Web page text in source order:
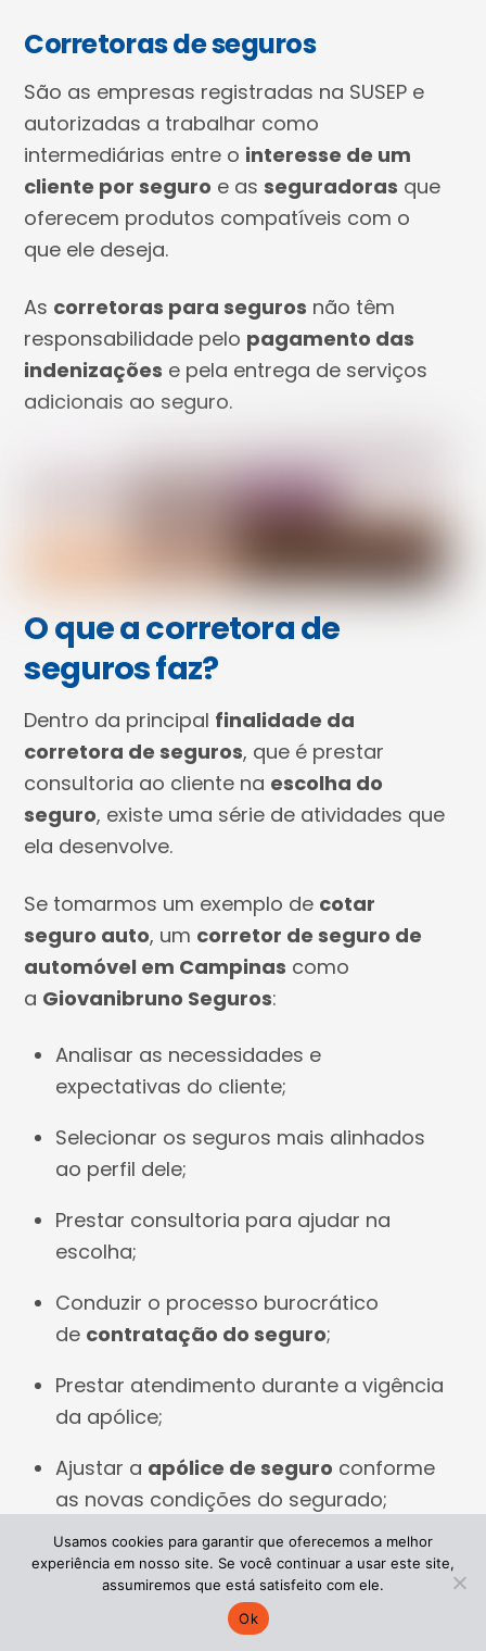
Corretoras de seguros
São as empresas registradas na SUSEP e
autorizadas a trabalhar como
intermediárias entre o interesse de um
cliente por seguro e asseguradoras que
oferecem produtos compatíveis com o
que ele deseja.
As corretoras para seguros não têm
responsabilidade pelo pagamento das
indenizações e pela entrega de serviços
adicionais ao seguro.
O que a corretora de
seguros faz?
Dentro da principal finalidade da
corretora de seguros, que é prestar
consultoria ao cliente na escolha do
seguro, existe uma série de atividades que
ela desenvolve.
Se tomarmos um exemplo de cotar
seguro auto, um corretor de seguro de
automóvel em Campinas como
a Giovanibruno Seguros:
Analisar as necessidades e
expectativas do cliente;
Selecionar os seguros mais alinhados
ao perfil dele;
Prestar consultoria para ajudar na
escolha;
Conduzir o processo burocrático
de contratação do seguro;
Prestar atendimento durante a vigência
da apólice;
Ajustar a apólice de seguro conforme
as novas condições do segurado;
Representar o segurado em caso
execução do seguro.
Como podemos observar, a
Usamos cookies para garantir que oferecemos a melhor
experiência em nosso site. Se você continuar a usar este site,
assumiremos que está satisfeito com ele.
Ok